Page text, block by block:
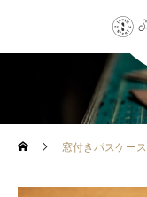
窓付きパスケース